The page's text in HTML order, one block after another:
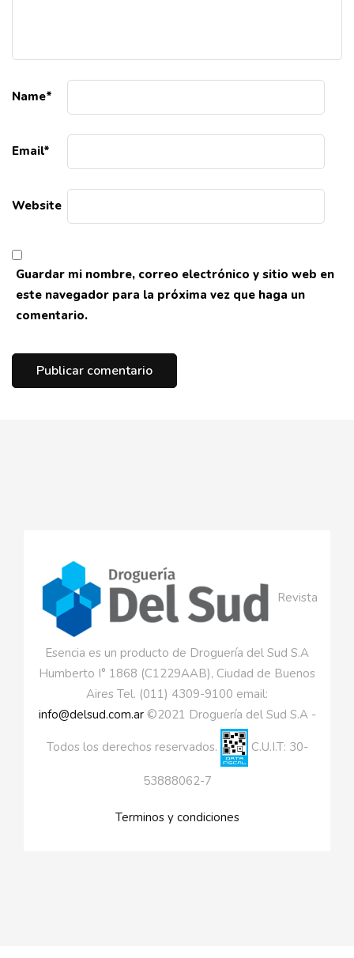
Name*
Email*
Website
Guardar mi nombre, correo electrónico y sitio web en
este navegador para la próxima vez que haga un
comentario.
Revista
Esencia es un producto de Droguería del Sud S.A
Humberto I° 1868 (C1229AAB), Ciudad de Buenos
Aires Tel. (011) 4309-9100 email:
info@delsud.com.ar©2021 Droguería del Sud S.A -
Todos los derechos reservados. C.U.I.T: 30-
53888062-7
Terminos y condiciones